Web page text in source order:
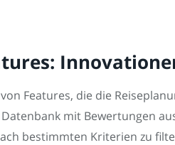
Features, die die
mit Bewertungen
bestimmten Kriterien zu